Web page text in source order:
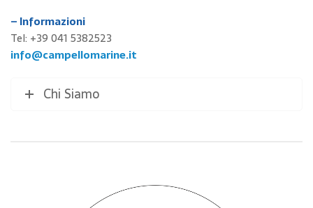
– Informazioni
Tel: +39 041 5382523
info@campellomarine.it
Chi Siamo